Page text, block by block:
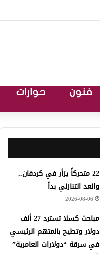
فنون حوارات
22 متحركاً يزأر في كردفان..
والعد التنازلي بدأ
2026-08-06
مباحث كسلا تسترد 27 ألف
دولار وتطيح بالمتهم الرئيسي
في سرقة “دولارات العامرية”